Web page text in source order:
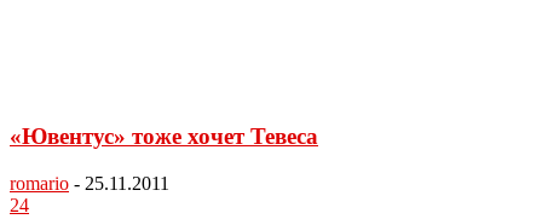
«Ювентус» тоже хочет Тевеса
romario - 25.11.2011
24